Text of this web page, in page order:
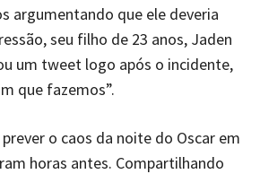
argumentando que ele deveria
seu filho de 23 anos, Jaden
um tweet logo após o incidente,
que fazemos”.
o caos da noite do Oscar em
horas antes. Compartilhando